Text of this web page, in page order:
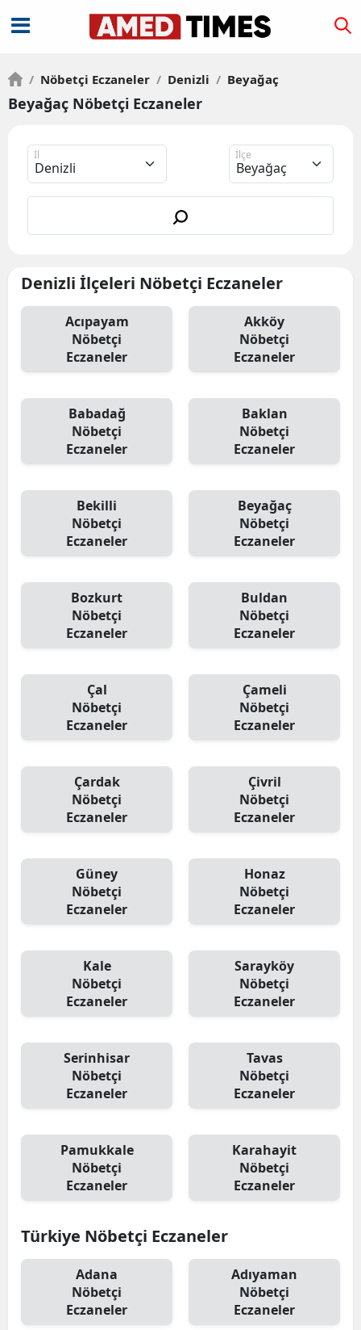
/ Nöbetçi Eczaneler / Denizli / Beyağaç
Beyağaç Nöbetçi Eczaneler
İl İlçe
Denizli İlçeleri Nöbetçi Eczaneler
Acıpayam
Nöbetçi
Eczaneler
Akköy
Nöbetçi
Eczaneler
Babadağ
Nöbetçi
Eczaneler
Baklan
Nöbetçi
Eczaneler
Bekilli
Nöbetçi
Eczaneler
Beyağaç
Nöbetçi
Eczaneler
Bozkurt
Nöbetçi
Eczaneler
Buldan
Nöbetçi
Eczaneler
Çal
Nöbetçi
Eczaneler
Çameli
Nöbetçi
Eczaneler
Çardak
Nöbetçi
Eczaneler
Çivril
Nöbetçi
Eczaneler
Güney
Nöbetçi
Eczaneler
Honaz
Nöbetçi
Eczaneler
Kale
Nöbetçi
Eczaneler
Sarayköy
Nöbetçi
Eczaneler
Serinhisar
Nöbetçi
Eczaneler
Tavas
Nöbetçi
Eczaneler
Pamukkale
Nöbetçi
Eczaneler
Karahayit
Nöbetçi
Eczaneler
Türkiye Nöbetçi Eczaneler
Adana
Nöbetçi
Eczaneler
Adıyaman
Nöbetçi
Eczaneler